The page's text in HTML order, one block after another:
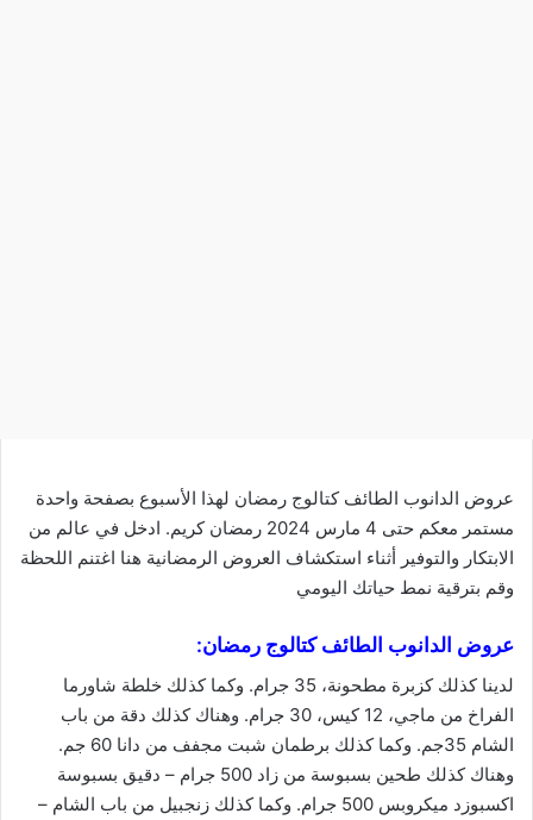
عروض الدانوب الطائف كتالوج رمضان لهذا الأسبوع بصفحة واحدة
مستمر معكم حتى 4 مارس 2024 رمضان كريم. ادخل في عالم من
الابتكار والتوفير أثناء استكشاف العروض الرمضانية هنا اغتنم اللحظة
وقم بترقية نمط حياتك اليومي
عروض الدانوب الطائف كتالوج رمضان:
لدينا كذلك كزبرة مطحونة، 35 جرام. وكما كذلك خلطة شاورما
الفراخ من ماجي، 12 كيس، 30 جرام. وهناك كذلك دقة من باب
الشام 35جم. وكما كذلك برطمان شبت مجفف من دانا 60 جم.
وهناك كذلك طحين بسبوسة من زاد 500 جرام – دقيق بسبوسة
اكسبوزد ميكروبس 500 جرام. وكما كذلك زنجبيل من باب الشام –